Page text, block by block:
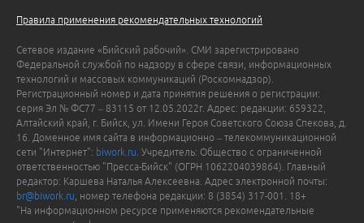
Правила применения рекомендательных технологий
Сетевое издание «Бийский рабочий». СМИ зарегистрировано
Федеральной службой по надзору в сфере связи, информационных
технологий и массовых коммуникаций (Роскомнадзор).
Регистрационный номер и дата принятия решения о регистрации:
серия Эл № ФС77 – 83115 от 12.05.2022г. Адрес: редакции: 659322,
Алтайский край, г. Бийск, ул. Имени Героя Советского Союза Спекова, д.
16. Доменное имя сайта в информационно – телекоммуникационной
сети "Интернет": biwork.ru . Учредитель: Общество с ограниченной
ответственностью "Пресса-Бийск" (ОГРН 1062204039864). Главный
редактор: Каршева Наталья Алексеевна. Адрес электронной почты:
br@biwork.ru , номер телефона редакции: 8 (3854) 317-001. 18+
"На информационном ресурсе применяются рекомендательные